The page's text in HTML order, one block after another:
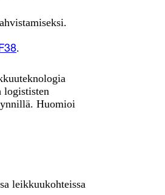
.
logististen
Huomioi
leikkuukohteissa